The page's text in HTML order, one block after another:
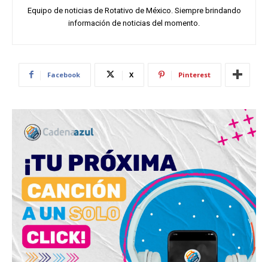
Equipo de noticias de Rotativo de México. Siempre brindando
información de noticias del momento.
Facebook X Pinterest